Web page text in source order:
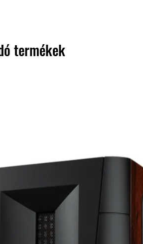
termékek